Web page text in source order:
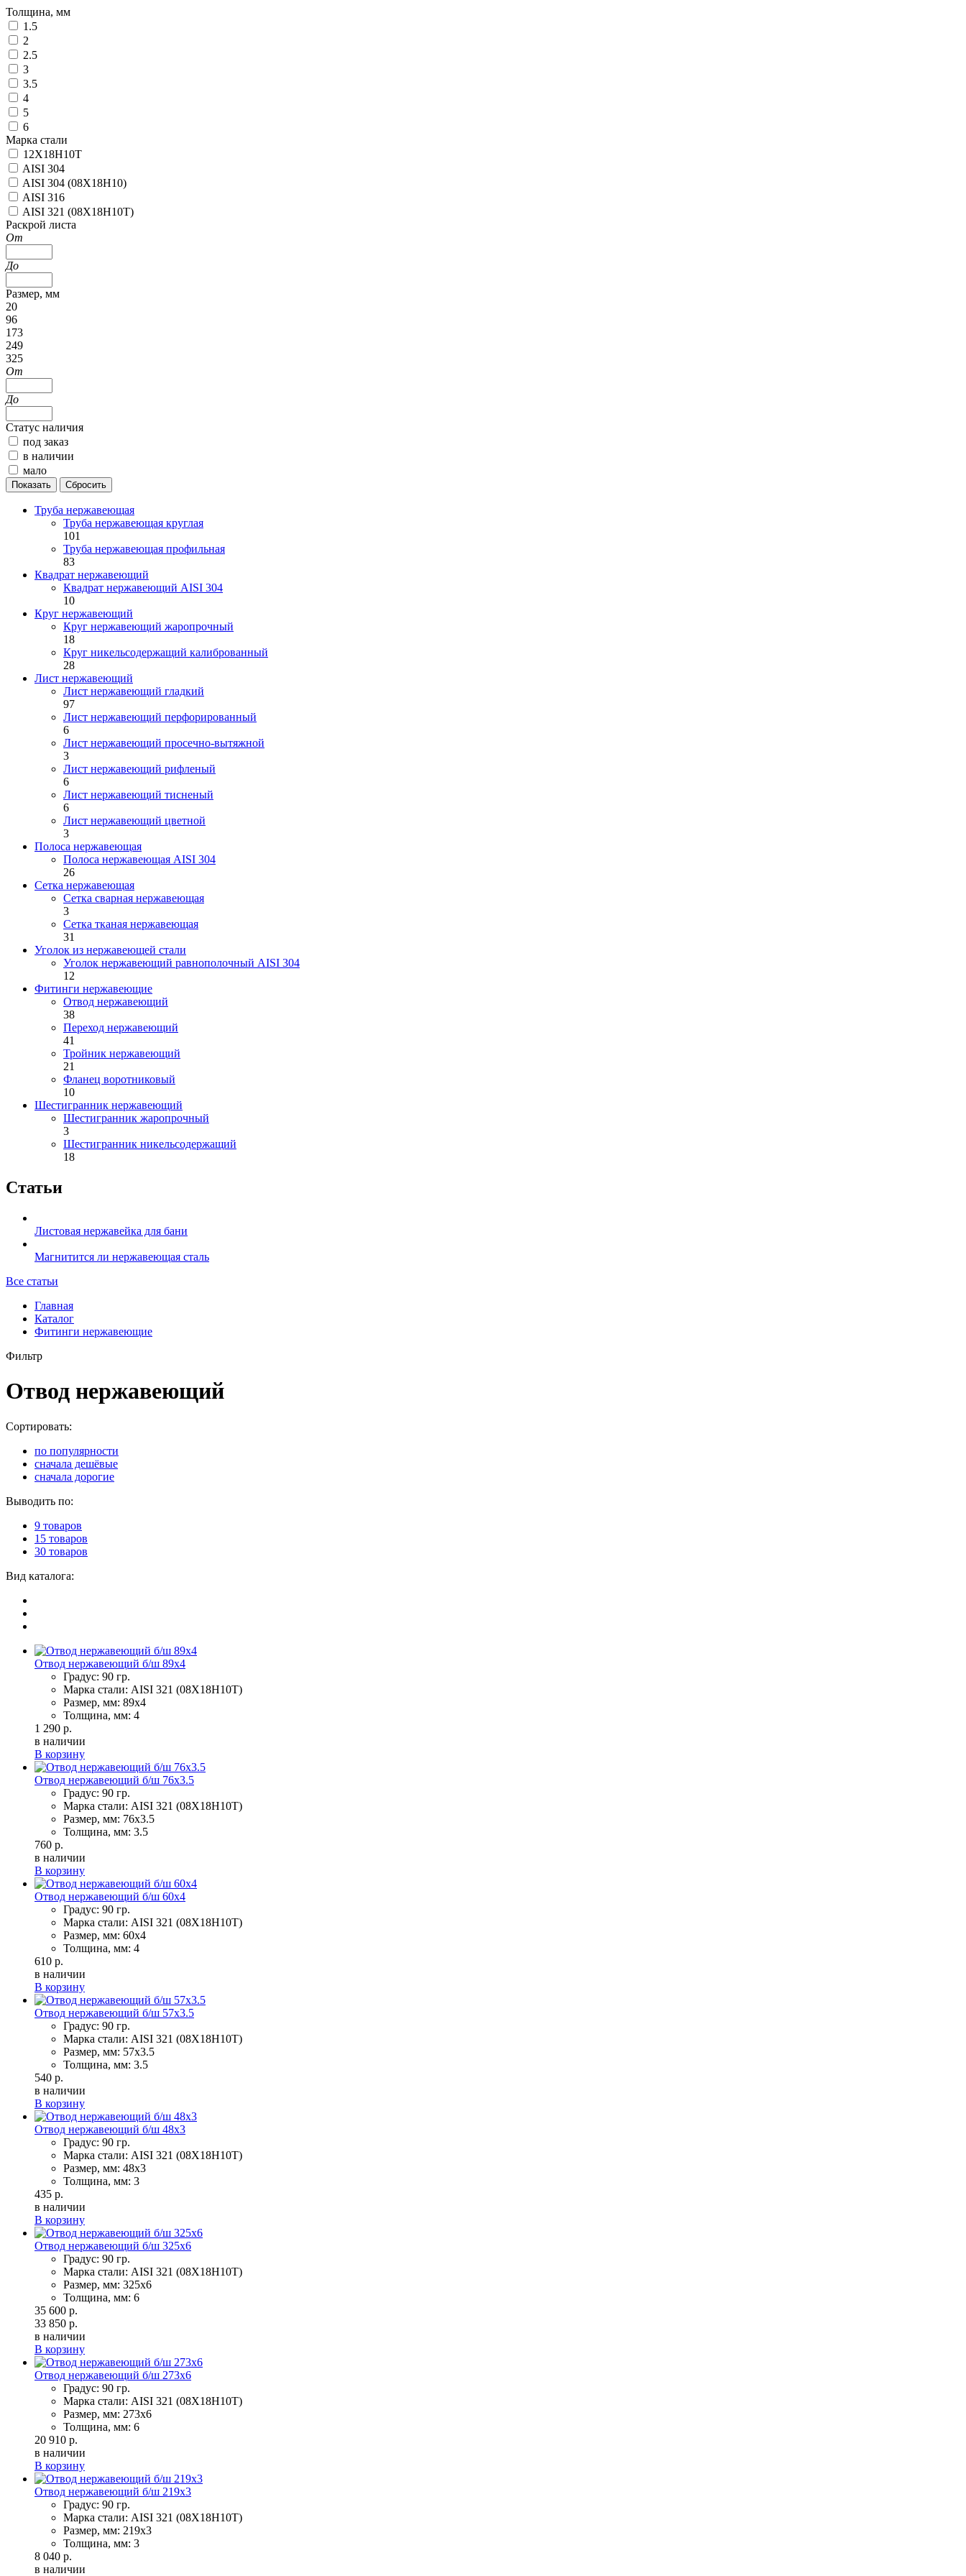
Толщина, мм
1.5
2
2.5
3
3.5
4
5
6
Марка стали
12Х18Н10Т
AISI 304
AISI 304 (08Х18Н10)
AISI 316
AISI 321 (08Х18Н10Т)
Раскрой листа
От
До
Размер, мм
20
96
173
249
325
От
До
Статус наличия
под заказ
в наличии
мало
Труба нержавеющая
Труба нержавеющая круглая
101
Труба нержавеющая профильная
83
Квадрат нержавеющий
Квадрат нержавеющий AISI 304
10
Круг нержавеющий
Круг нержавеющий жаропрочный
18
Круг никельсодержащий калиброванный
28
Лист нержавеющий
Лист нержавеющий гладкий
97
Лист нержавеющий перфорированный
6
Лист нержавеющий просечно-вытяжной
3
Лист нержавеющий рифленый
6
Лист нержавеющий тисненый
6
Лист нержавеющий цветной
3
Полоса нержавеющая
Полоса нержавеющая AISI 304
26
Сетка нержавеющая
Сетка сварная нержавеющая
3
Сетка тканая нержавеющая
31
Уголок из нержавеющей стали
Уголок нержавеющий равнополочный AISI 304
12
Фитинги нержавеющие
Отвод нержавеющий
38
Переход нержавеющий
41
Тройник нержавеющий
21
Фланец воротниковый
10
Шестигранник нержавеющий
Шестигранник жаропрочный
3
Шестигранник никельсодержащий
18
Статьи
Листовая нержавейка для бани
Магнитится ли нержавеющая сталь
Все статьи
Главная
Каталог
Фитинги нержавеющие
Фильтр
Отвод нержавеющий
Сортировать:
по популярности
сначала дешёвые
сначала дорогие
Выводить по:
9 товаров
15 товаров
30 товаров
Вид каталога:
Отвод нержавеющий б/ш 89х4
Градус: 90 гр.
Марка стали: AISI 321 (08Х18Н10Т)
Размер, мм: 89х4
Толщина, мм: 4
1 290 р.
в наличии
В корзину
Отвод нержавеющий б/ш 76х3.5
Градус: 90 гр.
Марка стали: AISI 321 (08Х18Н10Т)
Размер, мм: 76х3.5
Толщина, мм: 3.5
760 р.
в наличии
В корзину
Отвод нержавеющий б/ш 60х4
Градус: 90 гр.
Марка стали: AISI 321 (08Х18Н10Т)
Размер, мм: 60х4
Толщина, мм: 4
610 р.
в наличии
В корзину
Отвод нержавеющий б/ш 57х3.5
Градус: 90 гр.
Марка стали: AISI 321 (08Х18Н10Т)
Размер, мм: 57х3.5
Толщина, мм: 3.5
540 р.
в наличии
В корзину
Отвод нержавеющий б/ш 48х3
Градус: 90 гр.
Марка стали: AISI 321 (08Х18Н10Т)
Размер, мм: 48х3
Толщина, мм: 3
435 р.
в наличии
В корзину
Отвод нержавеющий б/ш 325х6
Градус: 90 гр.
Марка стали: AISI 321 (08Х18Н10Т)
Размер, мм: 325х6
Толщина, мм: 6
35 600 р.
33 850 р.
в наличии
В корзину
Отвод нержавеющий б/ш 273х6
Градус: 90 гр.
Марка стали: AISI 321 (08Х18Н10Т)
Размер, мм: 273х6
Толщина, мм: 6
20 910 р.
в наличии
В корзину
Отвод нержавеющий б/ш 219х3
Градус: 90 гр.
Марка стали: AISI 321 (08Х18Н10Т)
Размер, мм: 219х3
Толщина, мм: 3
8 040 р.
в наличии